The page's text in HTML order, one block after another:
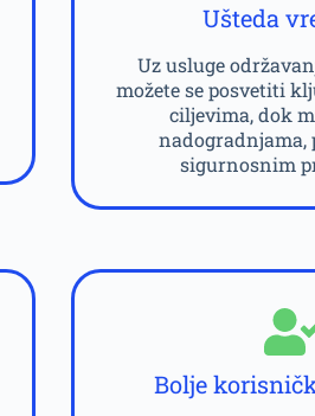
Ušteda
Uz usluge
možete se posvetiti
ciljevima, dok
nadogradnjama,
sigurnosnim
Bolje